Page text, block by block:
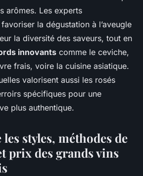
arômes. Les experts
la dégustation à l’aveugle
la diversité des saveurs, tout en
innovants comme le ceviche,
frais, voire la cuisine asiatique.
valorisent aussi les rosés
spécifiques pour une
plus authentique.
styles, méthodes de
prix des grands vins